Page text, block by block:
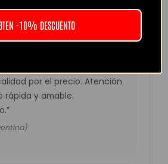
por el precio. Atención
rápida y amable.
-10% DESCUENTO